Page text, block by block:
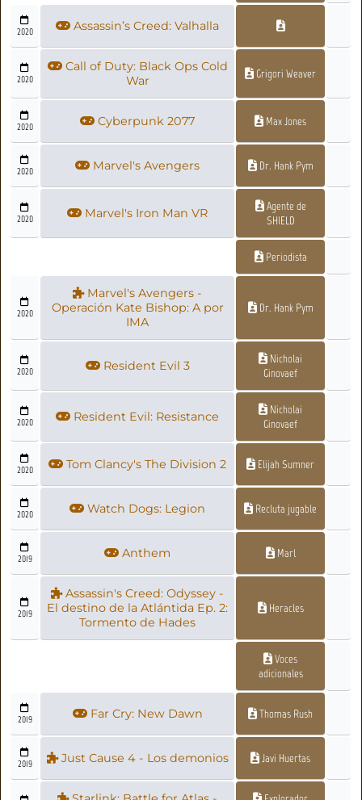
2020 Assassin’s Creed: Valhalla
2020
Call of Duty: Black Ops Cold
War
Grigori Weaver
2020 Cyberpunk 2077 Max Jones
2020 Marvel's Avengers Dr. Hank Pym
2020 Marvel's Iron Man VR
Agente de
SHIELD
Periodista
2020
Marvel's Avengers -
Operación Kate Bishop: A por
IMA
Dr. Hank Pym
2020 Resident Evil 3
Nicholai
Ginovaef
2020 Resident Evil: Resistance
Nicholai
Ginovaef
2020 Tom Clancy's The Division 2 Elijah Sumner
2020 Watch Dogs: Legion Recluta jugable
2019 Anthem Marl
2019
Assassin's Creed: Odyssey -
El destino de la Atlántida Ep. 2:
Tormento de Hades
Heracles
Voces
adicionales
2019 Far Cry: New Dawn Thomas Rush
2019 Just Cause 4 - Los demonios Javi Huertas